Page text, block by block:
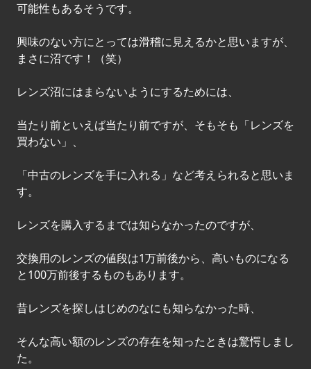
可能性もあるそうです。
興味のない方にとっては滑稽に見えるかと思いますが、
まさに沼です！（笑）
レンズ沼にはまらないようにするためには、
当たり前といえば当たり前ですが、そもそも「レンズを
買わない」、
「中古のレンズを手に入れる」など考えられると思いま
す。
レンズを購入するまでは知らなかったのですが、
交換用のレンズの値段は1万前後から、高いものになる
と100万前後するものもあります。
昔レンズを探しはじめのなにも知らなかった時、
そんな高い額のレンズの存在を知ったときは驚愕しまし
た。